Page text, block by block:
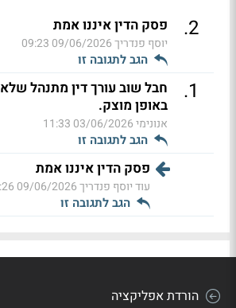
2
. פסק הדין איננו אמת
יוסף פנדריך09/06/2026 09:23
הגב לתגובה זו
1
.
חבל שוב עורך דין מתנהל שלא
באופן מוצק.
אנונימי03/06/2026 11:33
הגב לתגובה זו
פסק הדין איננו אמת
עוד יוסף פנדריך09/06/2026 07:26
הגב לתגובה זו
הורדת אפליקציה